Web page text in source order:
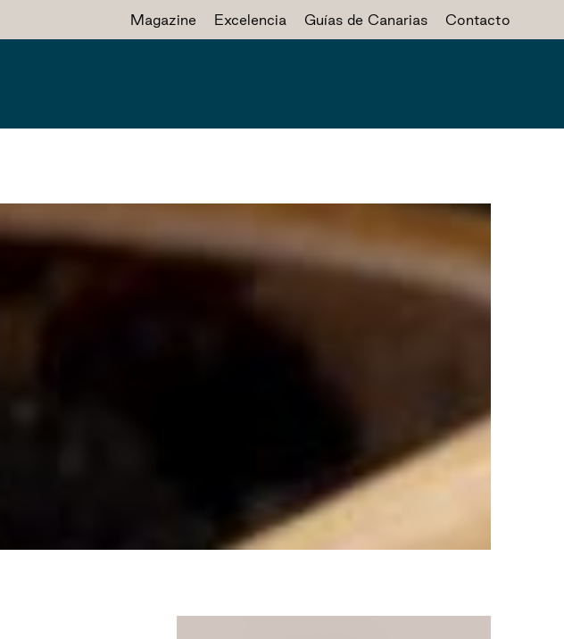
Magazine Excelencia Guías de Canarias Contacto